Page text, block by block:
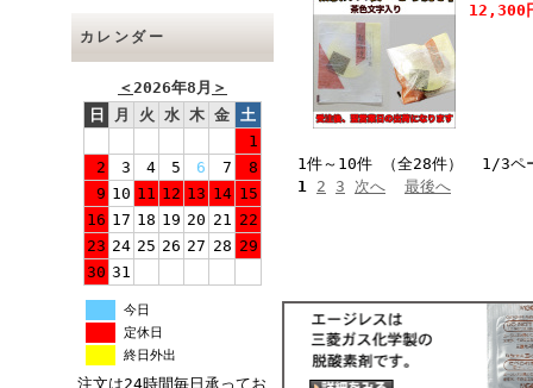
カレンダー
＜2026年8月 ＞
日
月 火 水 木 金 土
1
2
3 4 5 6 7
8
9 10 11 12 13 14 15
16 17 18 19 20 21 22
23 24 25 26 27 28 29
30 31
今日
定休日
終日外出
注文は24時間毎日承ってお
12,300
1件～10件 （全28件） 1/3ペ
1 2 3 次へ 最後へ